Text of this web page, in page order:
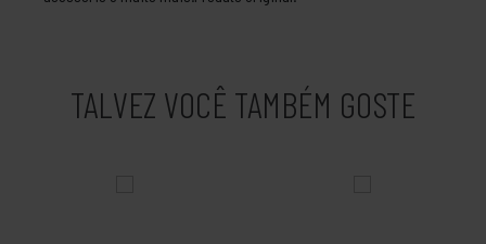
TALVEZ VOCÊ TAMBÉM GOSTE